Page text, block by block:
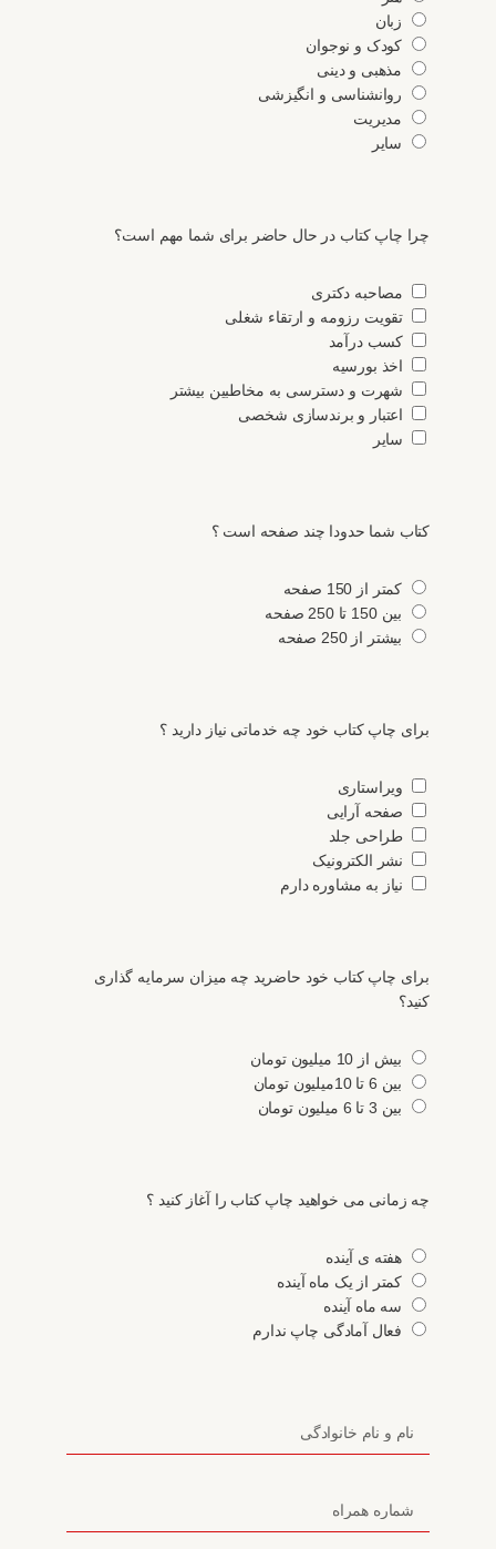
زبان
کودک و نوجوان
مذهبی و دینی
روانشناسی و انگیزشی
مدیریت
سایر
چرا چاپ کتاب در حال حاضر برای شما مهم است؟
مصاحبه دکتری
تقویت رزومه و ارتقاء شغلی
کسب درآمد
اخذ بورسیه
شهرت و دسترسی به مخاطبین بیشتر
اعتبار و برندسازی شخصی
سایر
کتاب شما حدودا چند صفحه است ؟
کمتر از 150 صفحه
بین 150 تا 250 صفحه
بیشتر از 250 صفحه
برای چاپ کتاب خود چه خدماتی نیاز دارید ؟
ویراستاری
صفحه آرایی
طراحی جلد
نشر الکترونیک
نیاز به مشاوره دارم
برای چاپ کتاب خود حاضرید چه میزان سرمایه گذاری
بیش از 10 میلیون تومان
بین 6 تا 10میلیون تومان
بین 3 تا 6 میلیون تومان
چه زمانی می خواهید چاپ کتاب را آغاز کنید ؟
هفته ی آینده
کمتر از یک ماه آینده
سه ماه آینده
فعال آمادگی چاپ ندارم